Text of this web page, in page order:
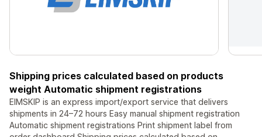
Shipping prices calculated based on products
weight Automatic shipment registrations
EIMSKIP is an express import/export service that delivers
shipments in 24–72 hours Easy manual shipment registration
Automatic shipment registrations Print shipment label from